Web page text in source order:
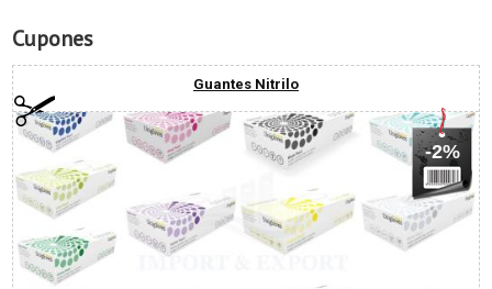
Cupones
Guantes Nitrilo
-2%